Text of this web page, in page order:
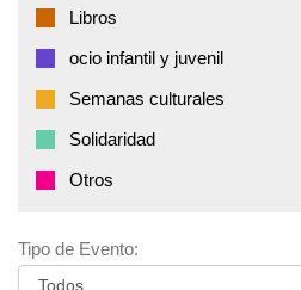
Libros
ocio infantil y juvenil
Semanas culturales
Solidaridad
Otros
Tipo de Evento: